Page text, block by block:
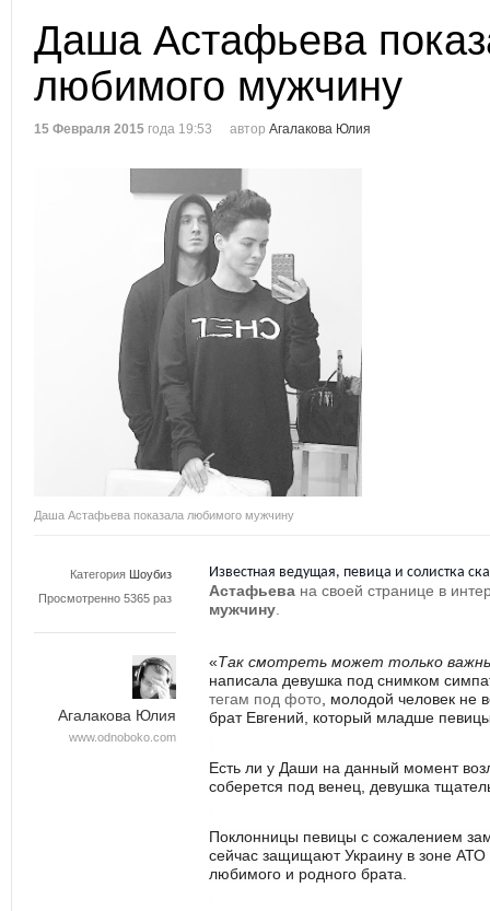
Даша Астафьева
любимого мужчину
15 Февраля 2015 года 19:53 автор Агалакова Юлия
Даша Астафьева показала любимого мужчину
Категория Шоубиз
Просмотренно 5365 раз
Агалакова Юлия
www.odnoboko.com
Известная ведущая, певица и солистка
Астафьева на своей странице в
мужчину
«Так смотреть может только
написала девушка под снимком
тегам под фото молодой человек не
брат Евгений, который младше пе
Есть ли у Даши на данный момент
соберется под венец, девушка
Поклонницы певицы с сожалением
сейчас защищают Украину в зоне
любимого и родного брата.